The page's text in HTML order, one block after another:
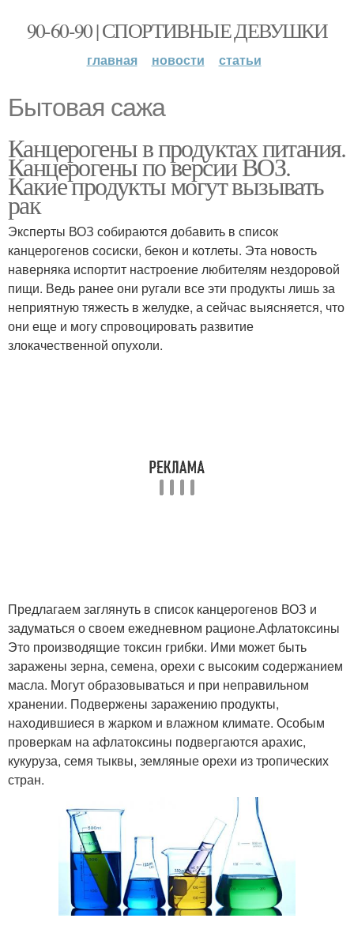
90-60-90 | СПОРТИВНЫЕ ДЕВУШКИ
главная новости статьи
Бытовая сажа
Канцерогены в продуктах питания.
Канцерогены по версии ВОЗ.
Какие продукты могут вызывать
рак
Эксперты ВОЗ собираются добавить в список
канцерогенов сосиски, бекон и котлеты. Эта новость
наверняка испортит настроение любителям нездоровой
пищи. Ведь ранее они ругали все эти продукты лишь за
неприятную тяжесть в желудке, а сейчас выясняется, что
они еще и могу спровоцировать развитие
злокачественной опухоли.
Предлагаем заглянуть в список канцерогенов ВОЗ и
задуматься о своем ежедневном рационе.Афлатоксины
Это производящие токсин грибки. Ими может быть
заражены зерна, семена, орехи с высоким содержанием
масла. Могут образовываться и при неправильном
хранении. Подвержены заражению продукты,
находившиеся в жарком и влажном климате. Особым
проверкам на афлатоксины подвергаются арахис,
кукуруза, семя тыквы, земляные орехи из тропических
стран.